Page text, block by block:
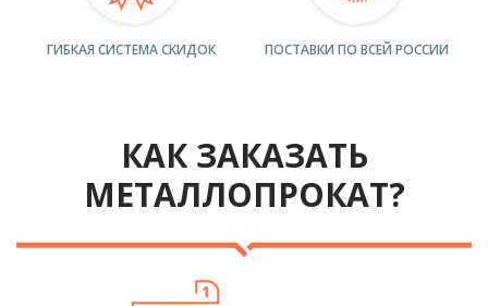
ГИБКАЯ СИСТЕМА СКИДОК ПОСТАВКИ ПО ВСЕЙ РОССИИ
КАК ЗАКАЗАТЬ
МЕТАЛЛОПРОКАТ?